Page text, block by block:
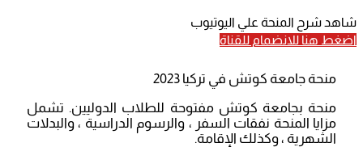
شاهد شرح المنحة علي اليوتيوب
اضغط هنا للانضمام للقناة
منحة جامعة كوتش في تركيا 2023
منحة بجامعة كوتش مفتوحة للطلاب الدوليين. تشمل
مزايا المنحة نفقات السفر ، والرسوم الدراسية ، والبدلات
الشهرية ، وكذلك الإقامة.